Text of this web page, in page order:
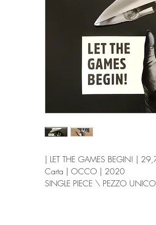
| LET THE GAMES BEGIN! |
Carta | OCCO | 2020
SINGLE PIECE \ PEZZO UNICO